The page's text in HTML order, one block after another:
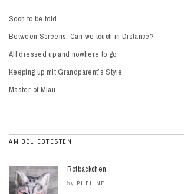
Soon to be told
Between Screens: Can we touch in Distance?
All dressed up and nowhere to go
Keeping up mit Grandparent’s Style
Master of Miau
AM BELIEBTESTEN
Rotbäckchen
by PHELINE